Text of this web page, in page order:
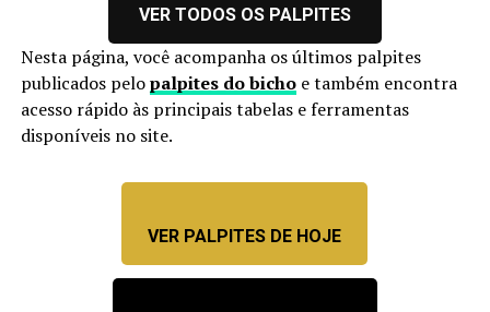
VER TODOS OS PALPITES
Nesta página, você acompanha os últimos palpites
publicados pelopalpites do bichoe também encontra
acesso rápido às principais tabelas e ferramentas
disponíveis no site.
VER PALPITES DE HOJE